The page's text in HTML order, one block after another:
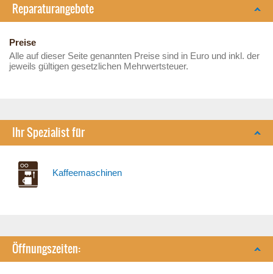
Reparaturangebote
Preise
Alle auf dieser Seite genannten Preise sind in Euro und inkl. der
jeweils gültigen gesetzlichen Mehrwertsteuer.
Ihr Spezialist für
Kaffeemaschinen
Öffnungszeiten: